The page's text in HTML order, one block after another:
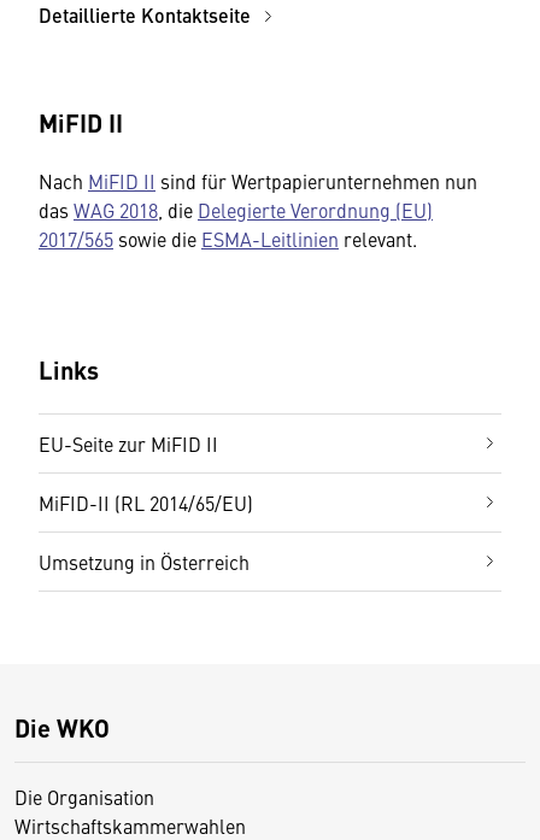
Detaillierte Kontaktseite
MiFID II
Nach MiFID II sind für Wertpapierunternehmen nun
das WAG 2018 , die Delegierte Verordnung (EU)
2017/565 sowie die ESMA-Leitlinien relevant.
Links
EU-Seite zur MiFID II
MiFID-II (RL 2014/65/EU)
Umsetzung in Österreich
Die WKO
Die Organisation
Wirtschaftskammerwahlen